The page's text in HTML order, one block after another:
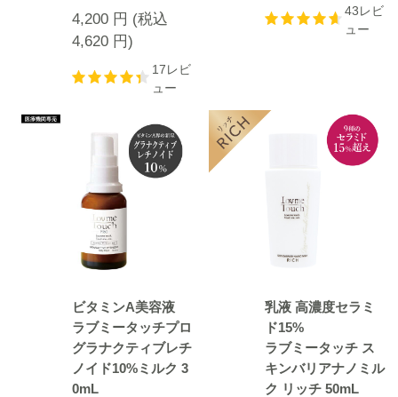
4,200 円 (税込
4,620 円)
17レビ
ュー
43レビ
ュー
ビタミンA美容液
ラブミータッチプロ
グラナクティブレチ
ノイド10%ミルク 3
0mL
乳液 高濃度セラミ
ド15%
ラブミータッチ ス
キンバリアナノミル
ク リッチ 50mL